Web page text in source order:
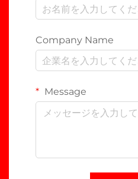
Company Name
Message